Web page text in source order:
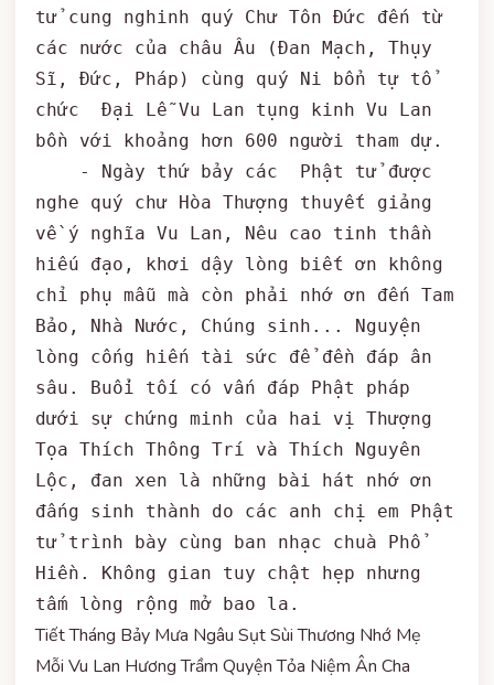
tử cung nghinh quý Chư Tôn Đức đến từ
các nước của châu Âu (Đan Mạch, Thụy
Sĩ, Đức, Pháp) cùng quý Ni bổn tự tổ
chức  Đại Lễ Vu Lan tụng kinh Vu Lan
bồn với khoảng hơn 600 người tham dự.
nghe quý chư Hòa Thượng thuyết giảng
về ý nghĩa Vu Lan, Nêu cao tinh thần
hiếu đạo, khơi dậy lòng biết ơn không
chỉ phụ mẫu mà còn phải nhớ ơn đến Tam
Bảo, Nhà Nước, Chúng sinh... Nguyện
lòng cống hiến tài sức để đền đáp ân
sâu. Buổi tối có vấn đáp Phật pháp
dưới sự chứng minh của hai vị Thượng
Tọa Thích Thông Trí và Thích Nguyên
Lộc, đan xen là những bài hát nhớ ơn
đấng sinh thành do các anh chị em Phật
tử trình bày cùng ban nhạc chuà Phổ
Hiền. Không gian tuy chật hẹp nhưng
tấm lòng rộng mở bao la.
Tiết Tháng Bảy Mưa Ngâu Sụt Sùi Thương Nhớ Mẹ
Mỗi Vu Lan Hương Trầm Quyện Tỏa Niệm Ân Cha